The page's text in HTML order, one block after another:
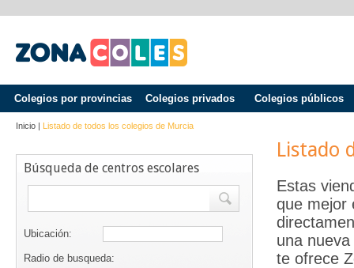
Colegios por provincias Colegios privados Colegios públicos
Inicio | Listado de todos los colegios de Murcia
Búsqueda de centros escolares
Ubicación:
Radio de busqueda:
Listado
Estas
que mejor
una
te ofrece